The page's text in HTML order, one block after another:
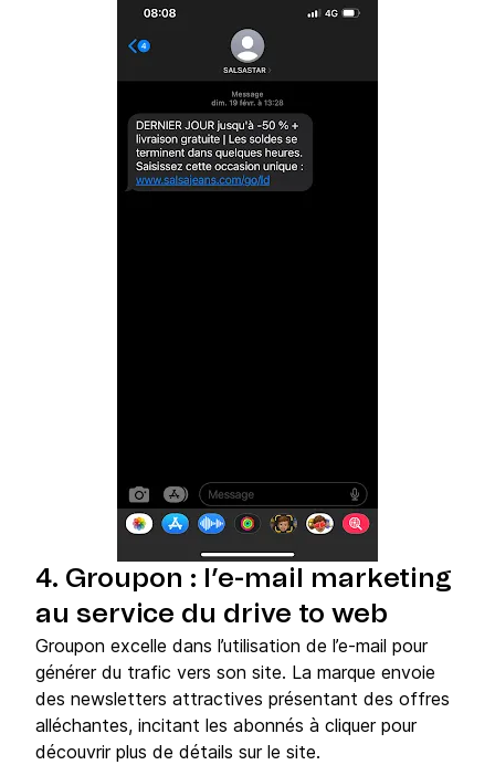
4. Groupon : l’e-mail marketing
au service du drive to web
Groupon excelle dans l’utilisation de l’e-mail pour
générer du trafic vers son site. La marque envoie
des newsletters attractives présentant des offres
alléchantes, incitant les abonnés à cliquer pour
découvrir plus de détails sur le site.